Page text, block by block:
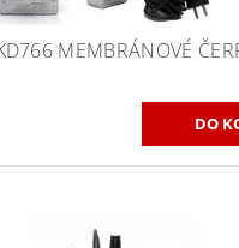
MEMBRÁNOVÉ